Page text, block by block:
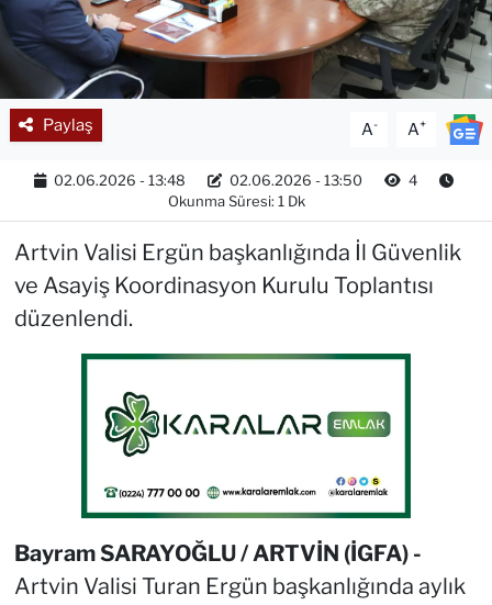
Paylaş A- A+
02.06.2026 - 13:48 02.06.2026 - 13:50
4
Okunma Süresi: 1 Dk
Artvin Valisi Ergün başkanlığında İl Güvenlik
ve Asayiş Koordinasyon Kurulu Toplantısı
düzenlendi.
Bayram SARAYOĞLU / ARTVİN (İGFA) -
Artvin Valisi Turan Ergün başkanlığında aylık